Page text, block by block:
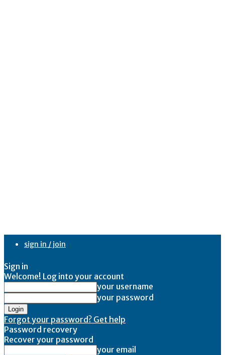
sign in / join
Sign in
Welcome! Log into your account
your username
your password
Forgot your password? Get help
Password recovery
Recover your password
your email